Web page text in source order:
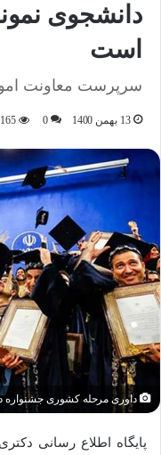
دانشجوی
است
سرپرست معاونت
13 بهمن 1400 0
165
داوری مرحله کشوری جشنواره
پایگاه اطلاع رسانی